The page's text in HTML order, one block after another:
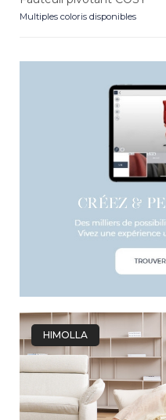
Multiples coloris disponibles
HIMOLLA